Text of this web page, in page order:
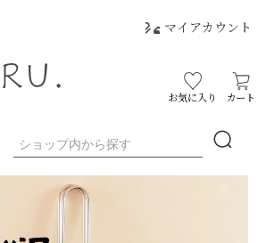
マイアカウント
お気に入り カート